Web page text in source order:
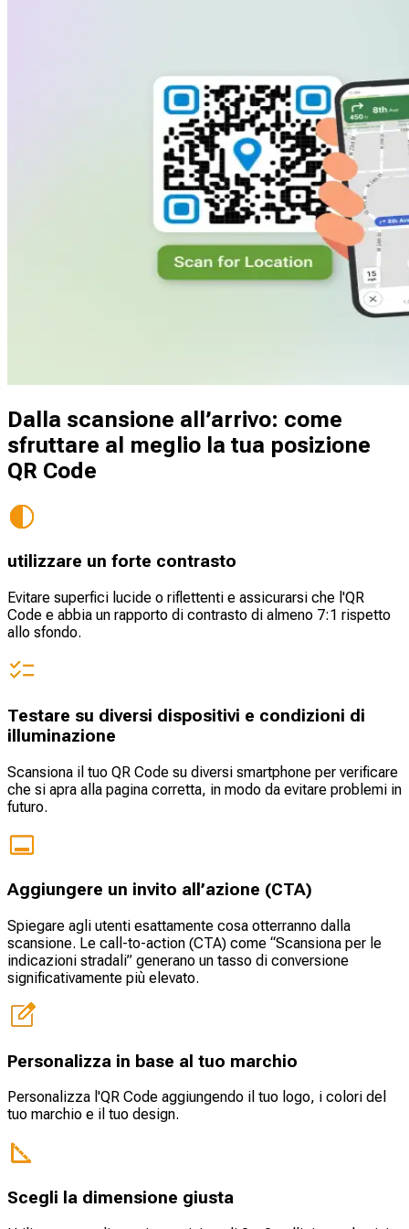
Dalla scansione all’arrivo: come
sfruttare al meglio la tua posizione
QR Code
utilizzare un forte contrasto
Evitare superfici lucide o riflettenti e assicurarsi che l'QR
Code e abbia un rapporto di contrasto di almeno 7:1 rispetto
allo sfondo.
Testare su diversi dispositivi e condizioni di
illuminazione
Scansiona il tuo QR Code su diversi smartphone per verificare
che si apra alla pagina corretta, in modo da evitare problemi in
futuro.
Aggiungere un invito all’azione (CTA)
Spiegare agli utenti esattamente cosa otterranno dalla
scansione. Le call-to-action (CTA) come “Scansiona per le
indicazioni stradali” generano un tasso di conversione
significativamente più elevato.
Personalizza in base al tuo marchio
Personalizza l'QR Code aggiungendo il tuo logo, i colori del
tuo marchio e il tuo design.
Scegli la dimensione giusta